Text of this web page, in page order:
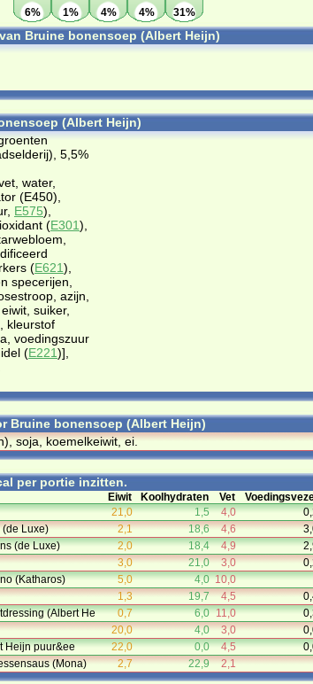
6%
1%
4%
4%
31%
Bruine bonensoep (Albert Heijn)
(Albert Heijn)
5,5%
water,
(E450),
E575),
(E301),
(E621),
specerijen,
azijn,
suiker,
kleurstof
voedingszuur
(E221)],
Bruine bonensoep (Albert Heijn)
soja, koemelkeiwit, ei.
per portie inzitten.
Eiwit Koolhydraten Vet
21,0 1,5 4,0
(de Luxe)
2,1 18,6 4,6
(de Luxe)
2,0 18,4 4,9
3,0 21,0 3,0
(Katharos)
5,0 4,0 10,0
1,3 19,7 4,5
(Albert He
0,7 6,0 11,0
20,0 4,0 3,0
Heijn puur&ee
22,0 0,0 4,5
(Mona)
2,7 22,9 2,1